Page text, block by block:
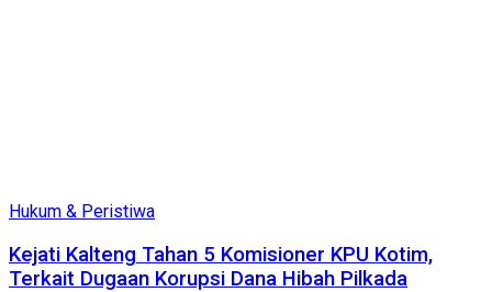
Hukum & Peristiwa
Kejati Kalteng Tahan 5 Komisioner KPU Kotim,
Terkait Dugaan Korupsi Dana Hibah Pilkada